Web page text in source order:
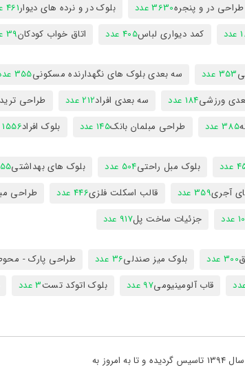
در و پنجره3630 عدد بلوک در و نرده های دیوار461 عدد
کمد دیواری لباس405 عدد اتاق خواب کودکان39 عدد
353 عدد سه بعدی بلوک های نگهدارنده مسکونی355 عدد
ورزشی184 عدد سه بعدی افراد212 عدد طراحی
385 عدد طراحی مبلمان بانک145 عدد بلوک افراد1556 عدد
عدد بلوک مبل راحتی504 عدد بلوک های بهداشتی
آجری359 عدد قالب اسکلت فلزی446 عدد طراحی
جزئیات ساخت پل917 عدد
300 عدد بلوک میز صندلی36 عدد طراحی پارک -
قاب آلومینیومی97 عدد بلوک اتوکد تست3 عدد
تو پروژه یکی از بزرگ ترین مراجع دانلود فایل های نقشه کشی در کشور در سال 1394 تاسیس گردیده و تا به امروز به